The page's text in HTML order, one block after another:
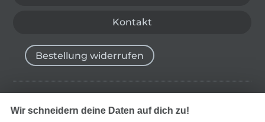
Kontakt
Bestellung widerrufen
Finde mehr Inspiration
Wir schneidern deine Daten auf dich zu!